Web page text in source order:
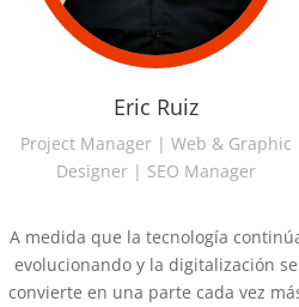
Eric Ruiz
Project Manager | Web & Graphic
Designer | SEO Manager
A medida que la tecnología
evolucionando y la digitalización se
convierte en una parte cada vez